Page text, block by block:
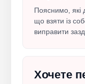
Пояснимо, які
що взяти із
виправити
Хочете